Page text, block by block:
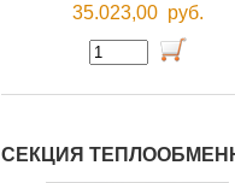
35.023,00 руб.
СЕКЦИЯ